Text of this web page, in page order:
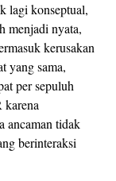
lagi konseptual,
menjadi nyata,
kerusakan
yang sama,
per sepuluh
karena
ancaman tidak
berinteraksi